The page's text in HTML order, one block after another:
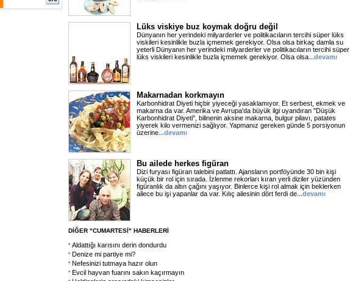
Lüks viskiye buz koymak doğru değil
Dünyanın her yerindeki milyarderler ve politikacıların tercihi süper lüks
viskileri kesinlikle buzla içmemek gerekiyor. Olsa olsa birkaç damla su
yeterli Dünyanın her yerindeki milyarderler ve politikacıların tercihi süper
lüks viskileri kesinlikle buzla içmemek gerekiyor. Olsa olsa...devamı
Makarnadan korkmayın
Karbonhidrat Diyeti hiçbir yiyeceği yasaklamıyor. Et serbest, ekmek ve
makarna da var. Amerika ve Avrupa'da büyük ilgi uyandıran "Düşük
Karbonhidrat Diyeti", bilinenin aksine makarna, bulgur pilavı, patates
yiyerek kilo vermenizi sağlıyor. Yapmanız gereken günde 5 porsiyonun
üzerine...devamı
Bu ailede herkes figüran
Dizi furyası figüran talebini patlattı. Ajansların portföyünde 30 bin kişi
küçük bir rol için sırada. İzlenme rekorları kıran yerli diziler yüzünden
figüranlık da altın çağını yaşıyor. Binlerce kişi rol almak için beklerken
ailece bu işi yapanlar da var. Kılıç ailesinin dört ferdi de...devamı
DİĞER "CUMARTESİ" HABERLERİ
Aldattığı karısını derin dondurdu
Denize mi partiye mi?
Nefesinizi tutmaya hazır olun
Evcil hayvan fuarını sakın kaçırmayın